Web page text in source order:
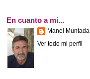
En cuanto a mi...
Manel Muntada
Ver todo mi perfil